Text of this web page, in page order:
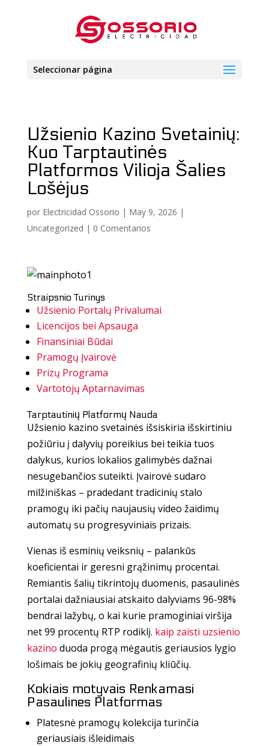
Seleccionar página
Užsienio Kazino Svetainių:
Kuo Tarptautinės
Platformos Vilioja Šalies
Lošėjus
por Electricidad Ossorio | May 9, 2026 |
Uncategorized | 0 Comentarios
Straipsnio Turinys
Užsienio Portalų Privalumai
Licencijos bei Apsauga
Finansiniai Būdai
Pramogų Įvairovė
Prizų Programa
Vartotojų Aptarnavimas
Tarptautinių Platformų Nauda
Užsienio kazino svetainės išsiskiria išskirtiniu
požiūriu į dalyvių poreikius bei teikia tuos
dalykus, kurios lokalios galimybės dažnai
nesugebančios suteikti. Įvairovė sudaro
milžiniškas – pradedant tradicinių stalo
pramogų iki pačių naujausių video žaidimų
automatų su progresyviniais prizais.
Vienas iš esminių veiksnių – palankūs
koeficientai ir geresni grąžinimų procentai.
Remiantis šalių tikrintojų duomenis, pasaulinės
portalai dažniausiai atskaito dalyviams 96-98%
bendrai lažybų, o kai kurie pramoginiai viršija
net 99 procentų RTP rodiklį. kaip zaisti uzsienio
kazino duoda progą mėgautis geriausios lygio
lošimais be jokių geografinių kliūčių.
Kokiais motyvais Renkamasi
Pasaulines Platformas
Platesnė pramogų kolekcija turinčia
geriausiais išleidimais